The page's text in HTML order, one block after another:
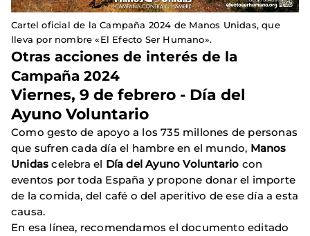
Cartel oficial de la Campaña 2024 de Manos Unidas, que
lleva por nombre «El Efecto Ser Humano».
Otras acciones de interés de la
Campaña 2024
Viernes, 9 de febrero - Día del
Ayuno Voluntario
Como gesto de apoyo a los 735 millones de personas
que sufren cada día el hambre en el mundo, Manos
Unidas celebra el Día del Ayuno Voluntario con
eventos por toda España y propone donar el importe
de la comida, del café o del aperitivo de ese día a esta
causa.
En esa línea, recomendamos el documento editado